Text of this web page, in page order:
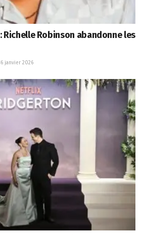
Richelle Robinson abandonne les
janvier 2026